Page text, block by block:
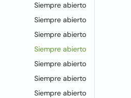
Siempre abierto
Siempre abierto
Siempre abierto
Siempre abierto
Siempre abierto
Siempre abierto
Siempre abierto